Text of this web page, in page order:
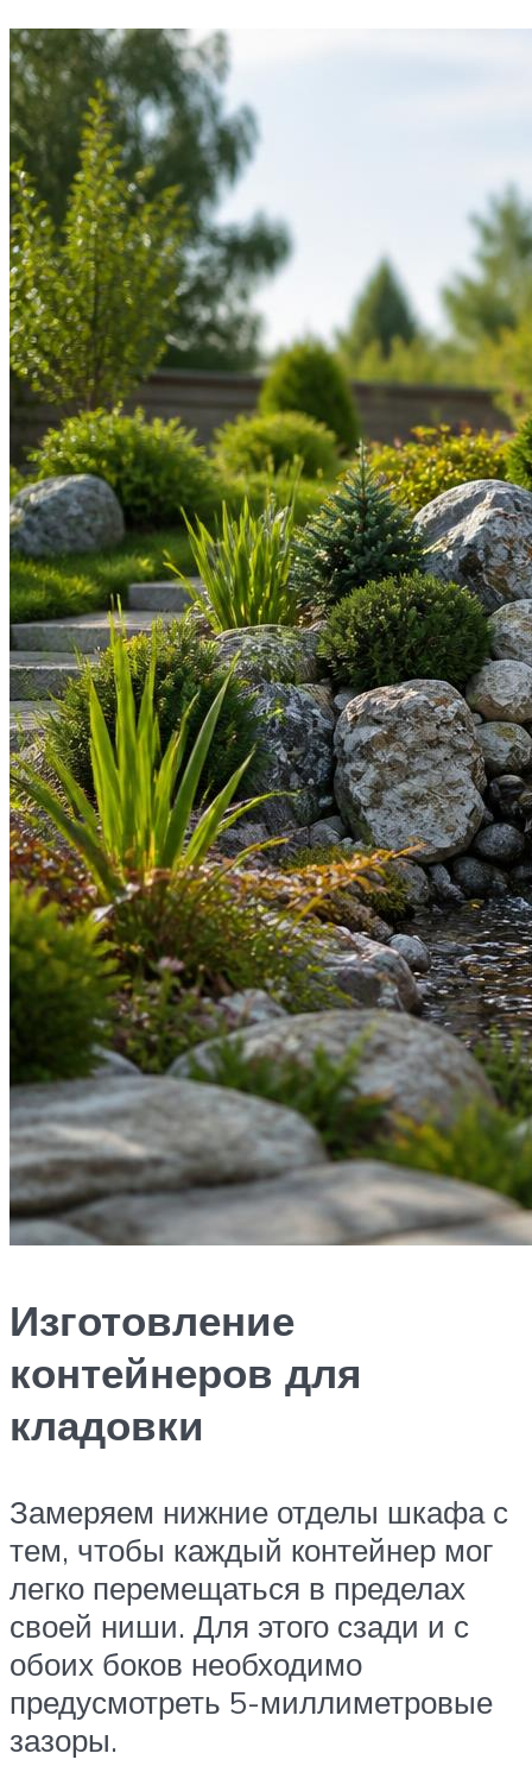
Изготовление
контейнеров для
кладовки
Замеряем нижние отделы шкафа с
тем, чтобы каждый контейнер мог
легко перемещаться в пределах
своей ниши. Для этого сзади и с
обоих боков необходимо
предусмотреть 5-миллиметровые
зазоры.